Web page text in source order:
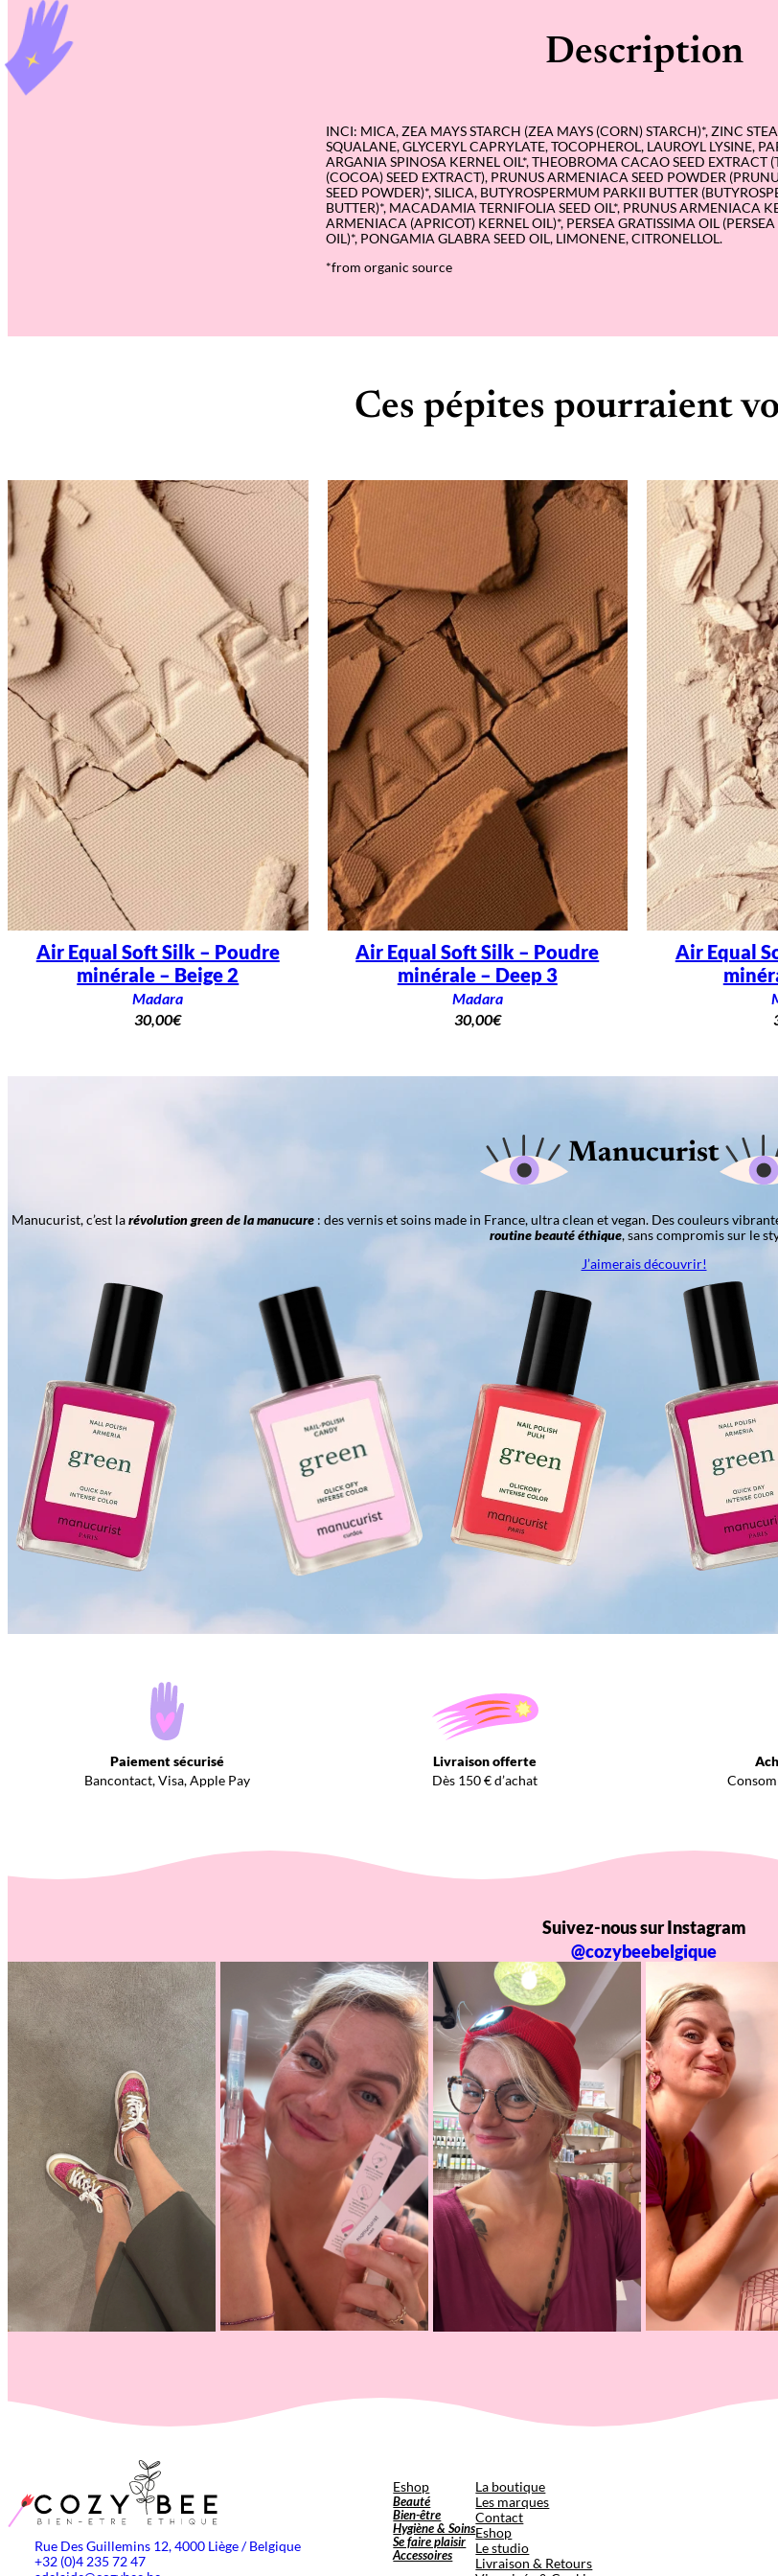
u
Description
INCI: MICA, ZEA MAYS STARCH (ZEA MAYS (CORN) STARCH)*, ZINC
SQUALANE, GLYCERYL CAPRYLATE, TOCOPHEROL, LAUROYL LYSINE,
ARGANIA SPINOSA KERNEL OIL*, THEOBROMA CACAO SEED EXTRACT
(COCOA) SEED EXTRACT), PRUNUS ARMENIACA SEED POWDER
SEED POWDER)*, SILICA, BUTYROSPERMUM PARKII BUTTER
BUTTER)*, MACADAMIA TERNIFOLIA SEED OIL*, PRUNUS ARMENIACA
ARMENIACA (APRICOT) KERNEL OIL)*, PERSEA GRATISSIMA OIL
OIL)*, PONGAMIA GLABRA SEED OIL, LIMONENE, CITRONELLOL.
*from organic source
Ces pépites pourraient
Air Equal Soft Silk – Poudre
minérale – Beige 2
Madara
30,00€
Air Equal Soft Silk – Poudre
minérale – Deep 3
Madara
30,00€
Air Equal
Manucurist
Manucurist, c’est larévolution green de la manucure: des vernis et soins made in France, ultra clean et vegan. Des couleurs
routine beauté éthique, sans compromis sur le
J’aimerais découvrir!
Paiement sécurisé
Bancontact, Visa, Apple Pay
Livraison offerte
Dès 150 € d’achat
Suivez-nous sur Instagram
@cozybeebelgique
Rue Des Guillemins 12, 4000 Liège / Belgique
+32 (0)4 235 72 47
Eshop
Beauté
Bien-être
Hygiène & Soins
Se faire plaisir
Accessoires
La boutique
Les marques
Contact
Eshop
Le studio
Livraison & Retours